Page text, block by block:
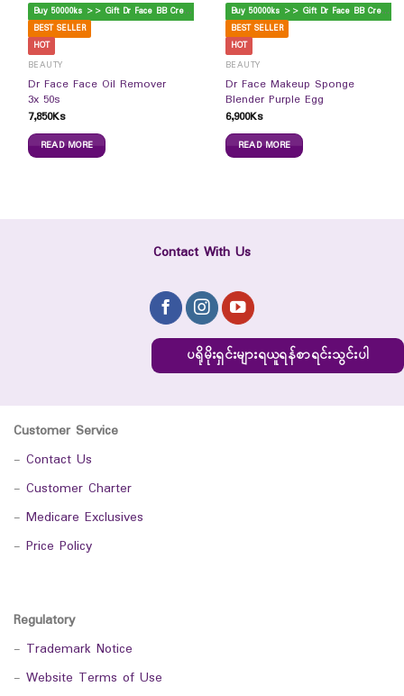
B
uy 50000ks >> Gift Dr Face BB Cream
BEST SELLER
HOT
BEAUTY
Dr Face Face Oil Remover
3x 50s
7,850Ks
READ MORE
B
uy 50000ks >> Gift Dr Face BB Cream
BEST SELLER
HOT
BEAUTY
Dr Face Makeup Sponge
Blender Purple Egg
6,900Ks
READ MORE
Contact With Us
ပရိုမိုးရှင်းများရယူရန်စာရင်းသွင်းပါ
Customer Service
- Contact Us
- Customer Charter
- Medicare Exclusives
- Price Policy
Regulatory
- Trademark Notice
- Website Terms of Use